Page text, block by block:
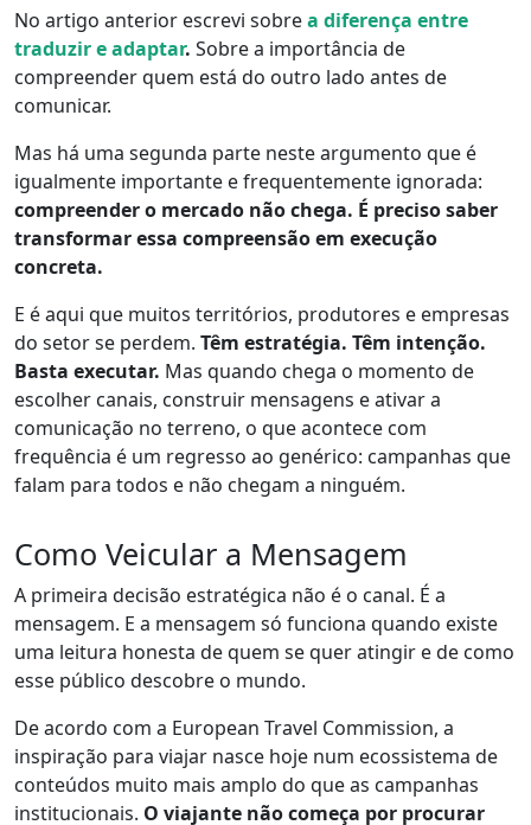
No artigo anterior escrevi sobrea diferença entre
traduzir e adaptar. Sobre a importância de
compreender quem está do outro lado antes de
comunicar.
Mas há uma segunda parte neste argumento que é
igualmente importante e frequentemente ignorada:
compreender o mercado não chega. É preciso saber
transformar essa compreensão em execução
concreta.
E é aqui que muitos territórios, produtores e empresas
do setor se perdem. Têm estratégia. Têm intenção.
Basta executar. Mas quando chega o momento de
escolher canais, construir mensagens e ativar a
comunicação no terreno, o que acontece com
frequência é um regresso ao genérico: campanhas que
falam para todos e não chegam a ninguém.
Como Veicular a Mensagem
A primeira decisão estratégica não é o canal. É a
mensagem. E a mensagem só funciona quando existe
uma leitura honesta de quem se quer atingir e de como
esse público descobre o mundo.
De acordo com a European Travel Commission, a
inspiração para viajar nasce hoje num ecossistema de
conteúdos muito mais amplo do que as campanhas
institucionais. O viajante não começa por procurar